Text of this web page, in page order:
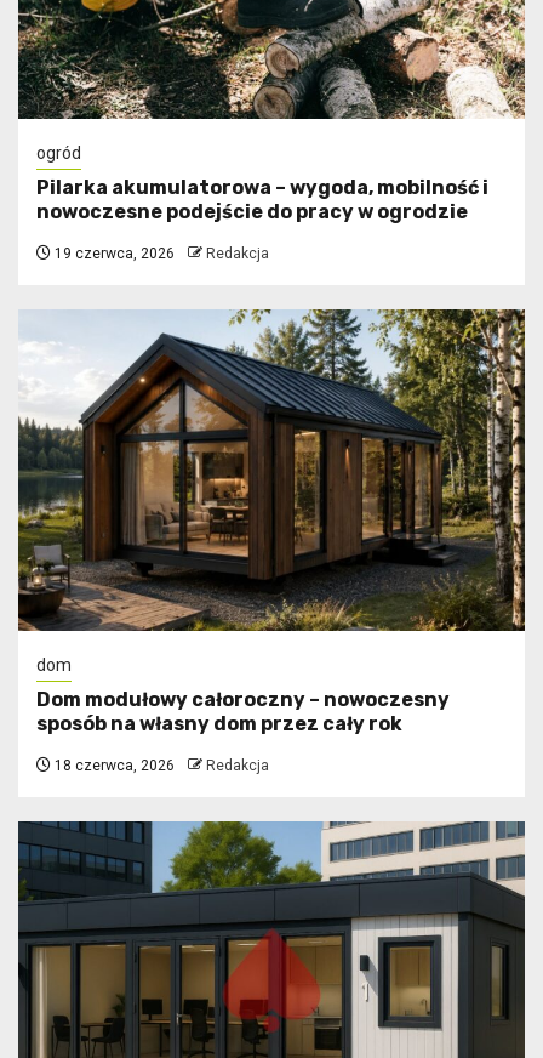
ogród
Pilarka akumulatorowa – wygoda, mobilność i
nowoczesne podejście do pracy w ogrodzie
19 czerwca, 2026 Redakcja
dom
Dom modułowy całoroczny – nowoczesny
sposób na własny dom przez cały rok
18 czerwca, 2026 Redakcja